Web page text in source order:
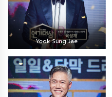
Yook Sung Jae